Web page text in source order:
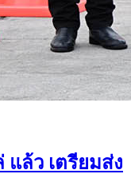
แล้ว เตรียมส่ง